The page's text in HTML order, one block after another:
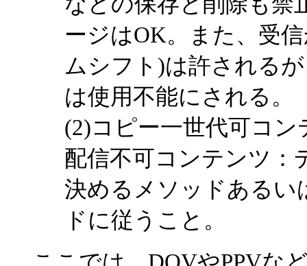
ージはOK。また、受
ムシフト)は許される
は使用不能にされる。
(2)コピー一世代可コ
配信不可コンテンツ：
決めるメソッドあるい
ドに従うこと。